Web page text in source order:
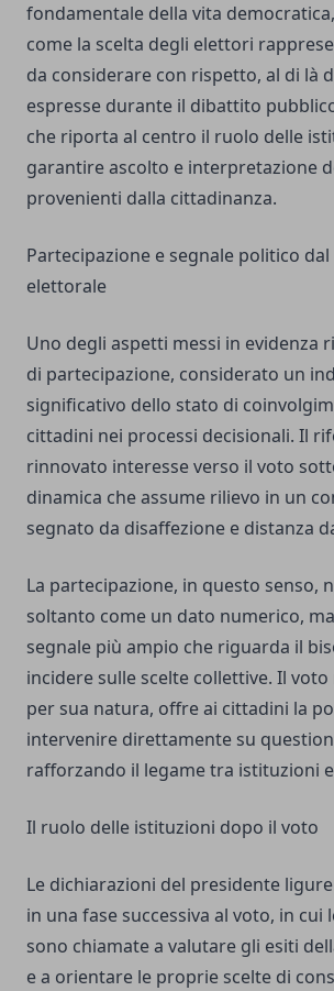
fondamentale della vita
come la scelta degli elettori
da considerare con rispetto, al di là
espresse durante il dibattito
che riporta al centro il ruolo delle
garantire ascolto e interpretazione
provenienti dalla cittadinanza.
Partecipazione e segnale politico
elettorale
Uno degli aspetti messi in evidenza
di partecipazione, considerato un
significativo dello stato di
cittadini nei processi decisionali. Il
rinnovato interesse verso il voto
dinamica che assume rilievo in un
segnato da disaffezione e distanza
La partecipazione, in questo senso,
soltanto come un dato numerico,
segnale più ampio che riguarda il
incidere sulle scelte collettive. Il
per sua natura, offre ai cittadini la
intervenire direttamente su
rafforzando il legame tra istituzioni
Il ruolo delle istituzioni dopo il voto
Le dichiarazioni del presidente
in una fase successiva al voto, in cui
sono chiamate a valutare gli esiti
e a orientare le proprie scelte di